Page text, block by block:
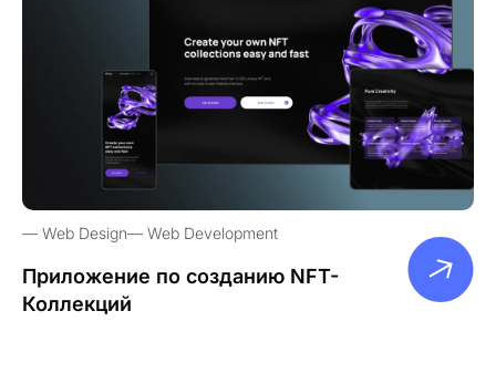
Web Design Web Development
Приложение по созданию NFT-
Коллекций